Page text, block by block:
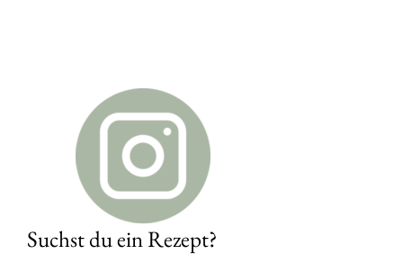
Suchst du ein Rezept?